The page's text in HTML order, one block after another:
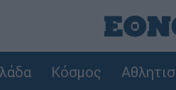
Κόσμος